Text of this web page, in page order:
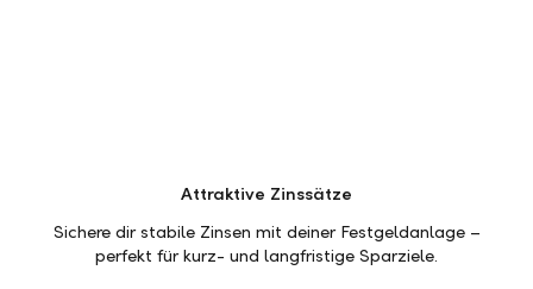
Attraktive Zinssätze
Sichere dir stabile Zinsen mit deiner Festgeldanlage –
perfekt für kurz- und langfristige Sparziele.